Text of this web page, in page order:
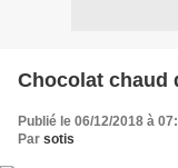
Chocolat chaud
Publié le 06/12/2018 à
Par sotis